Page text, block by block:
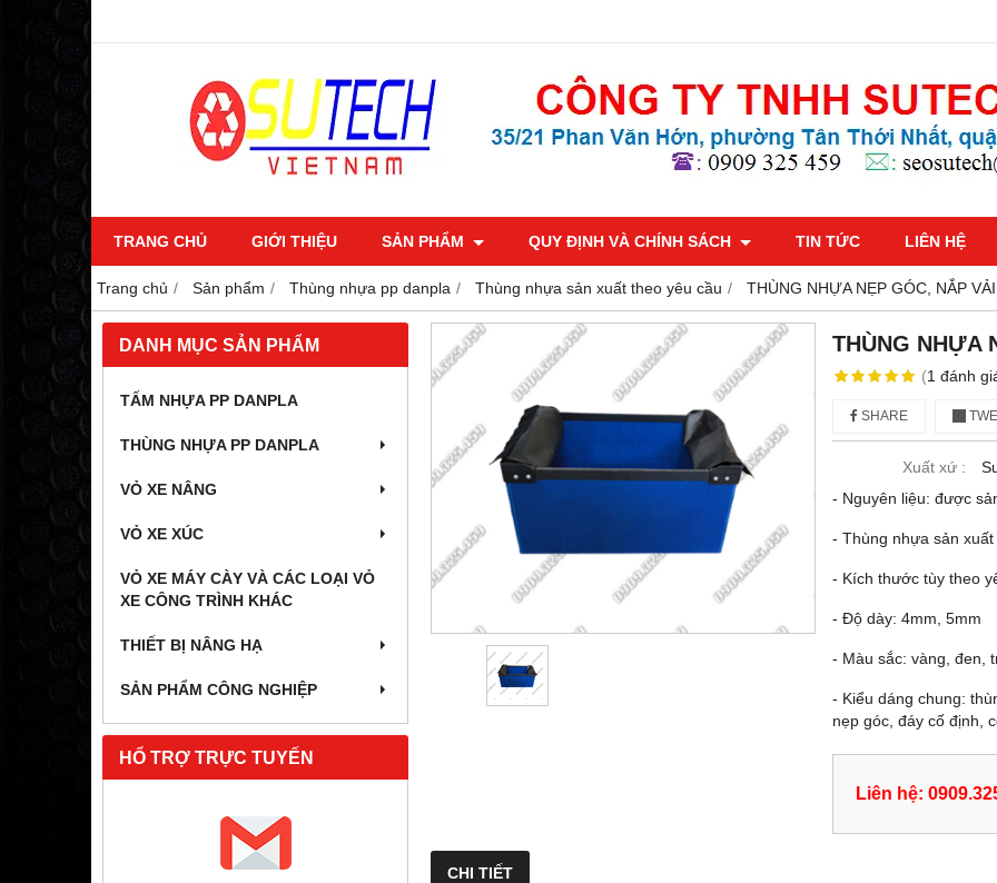
TRANG CHỦ GIỚI THIỆU SẢN PHẨM QUY ĐỊNH VÀ CHÍNH SÁCH TIN TỨC LIÊN HỆ
Trang chủ Sản phẩm Thùng nhựa pp danpla Thùng nhựa sản xuất theo yêu cầu THÙNG NHỰA NẸP GÓC, NẮP VẢI
DANH MỤC SẢN PHẨM
TẤM NHỰA PP DANPLA
THÙNG NHỰA PP DANPLA
VỎ XE NÂNG
VỎ XE XÚC
VỎ XE MÁY CÀY VÀ CÁC LOẠI VỎ
XE CÔNG TRÌNH KHÁC
THIẾT BỊ NÂNG HẠ
SẢN PHẨM CÔNG NGHIỆP
HỔ TRỢ TRỰC TUYẾN
THÙNG NHỰA
(1 đánh
SHARE
Xuất xứ :
- Nguyên liệu: được
- Thùng nhựa sản
- Kích thước tùy theo
- Độ dày: 4mm, 5mm
- Màu sắc: vàng, đen,
- Kiểu dáng chung:
nẹp góc, đáy cố định,
Liên hệ:
CHI TIẾT